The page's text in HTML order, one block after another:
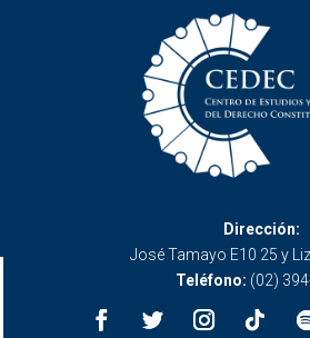
Dirección:
José Tamayo E10 25 y
Teléfono: (02)